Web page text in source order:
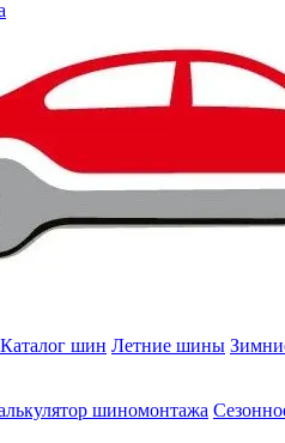
Каталог шин Летние шины
шиномонтажа